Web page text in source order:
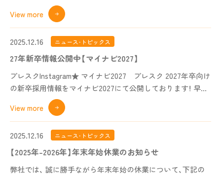
けいたしますが、 何
View more
2025.12.16 ニュース・トピックス
27年新卒情報公開中【マイナビ2027】
プレスクInstagram★ マイナビ2027 プレスク 2027年卒向け
の新卒採用情報をマイナビ2027にて公開しております！ 早
View more
2025.12.16 ニュース・トピックス
【2025年-2026年】年末年始休業のお知らせ
弊社では、 誠に勝手ながら年末年始の休業について、下記の